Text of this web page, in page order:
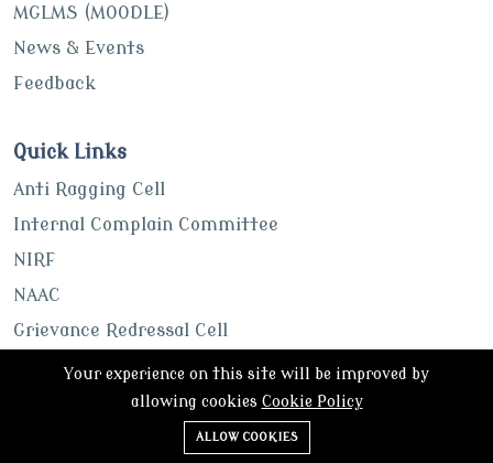
MGLMS (MOODLE)
News & Events
Feedback
Quick Links
Anti Ragging Cell
Internal Complain Committee
NIRF
NAAC
Grievance Redressal Cell
Your experience on this site will be improved by
allowing cookies Cookie Policy
ALLOW COOKIES